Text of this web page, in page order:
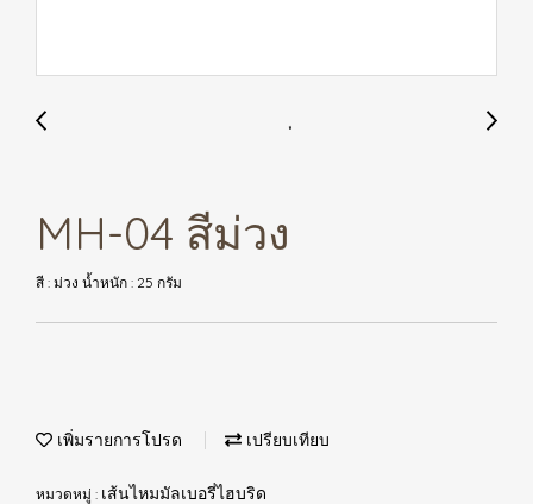
MH-04 สีม่วง
สี : ม่วง น้ำหนัก : 25 กรัม
เพิ่มรายการโปรด เปรียบเทียบ
หมวดหมู่ : เส้นไหมมัลเบอรี่ไฮบริด